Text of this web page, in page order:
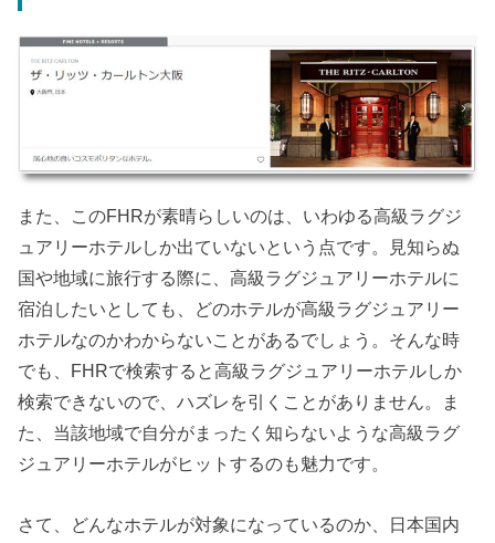
また、このFHRが素晴らしいのは、いわゆる高級ラグジ
ュアリーホテルしか出ていないという点です。見知らぬ
国や地域に旅行する際に、高級ラグジュアリーホテルに
宿泊したいとしても、どのホテルが高級ラグジュアリー
ホテルなのかわからないことがあるでしょう。そんな時
でも、FHRで検索すると高級ラグジュアリーホテルしか
検索できないので、ハズレを引くことがありません。ま
た、当該地域で自分がまったく知らないような高級ラグ
ジュアリーホテルがヒットするのも魅力です。
さて、どんなホテルが対象になっているのか、日本国内